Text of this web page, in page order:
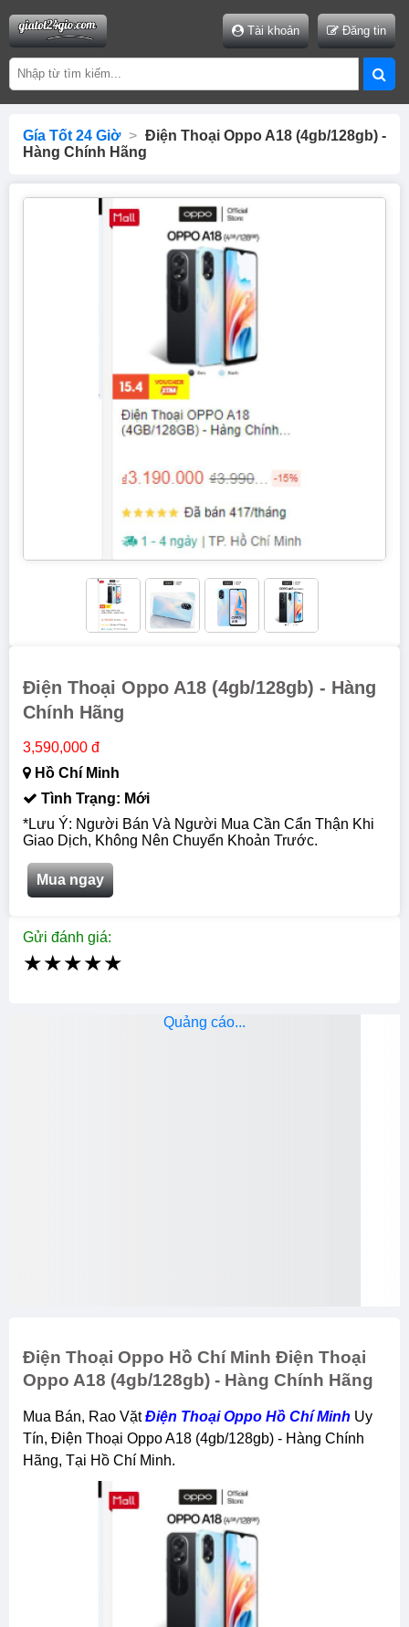
Tài khoản Đăng tin
Gía Tốt 24 Giờ > Điện Thoại Oppo A18 (4gb/128gb) -
Hàng Chính Hãng
Điện Thoại Oppo A18 (4gb/128gb) - Hàng
Chính Hãng
3,590,000 đ
Hồ Chí Minh
Tình Trạng: Mới
*Lưu Ý: Người Bán Và Người Mua Cần Cẩn Thận Khi
Giao Dịch, Không Nên Chuyển Khoản Trước.
Mua ngay
Gửi đánh giá:
★★★★★
Điện Thoại Oppo Hồ Chí Minh Điện Thoại
Oppo A18 (4gb/128gb) - Hàng Chính Hãng
Mua Bán, Rao VặtĐiện Thoại Oppo Hồ Chí Minh Uy
Tín, Điện Thoại Oppo A18 (4gb/128gb) - Hàng Chính
Hãng, Tại Hồ Chí Minh.